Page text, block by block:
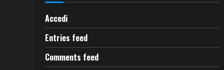
Accedi
Entries feed
Comments feed